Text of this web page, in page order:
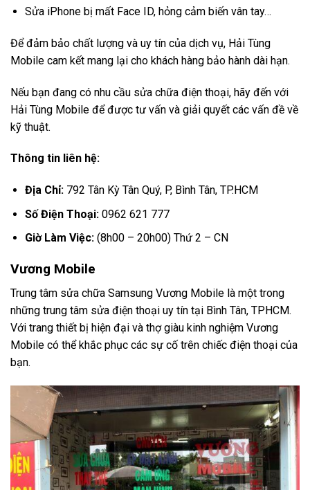
Sửa iPhone bị mất Face ID, hỏng cảm biến vân tay…
Để đảm bảo chất lượng và uy tín của dịch vụ, Hải Tùng
Mobile cam kết mang lại cho khách hàng bảo hành dài hạn.
Nếu bạn đang có nhu cầu sửa chữa điện thoại, hãy đến với
Hải Tùng Mobile để được tư vấn và giải quyết các vấn đề về
kỹ thuật.
Thông tin liên hệ:
Địa Chỉ: 792 Tân Kỳ Tân Quý, P, Bình Tân, TP.HCM
Số Điện Thoại: 0962 621 777
Giờ Làm Việc:(8h00 – 20h00) Thứ 2 – CN
Vương Mobile
Trung tâm sửa chữa Samsung Vương Mobile là một trong
những trung tâm sửa điện thoại uy tín tại Bình Tân, TPHCM.
Với trang thiết bị hiện đại và thợ giàu kinh nghiệm Vương
Mobile có thể khắc phục các sự cố trên chiếc điện thoại của
bạn.